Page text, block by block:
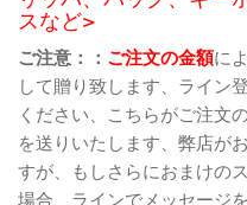
スなど>
ご注意：： ご注文の金額に
して贈り致します、ライン
ください、こちらがご注文
を送りいたします、弊店が
すが、もしさらにおまけの
場合、ラインでメッセージ